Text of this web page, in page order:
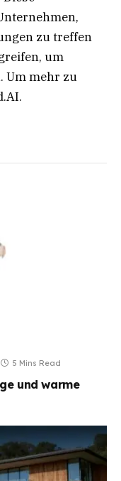
zu treffen
um
Um mehr zu
5 Mins Read
und warme